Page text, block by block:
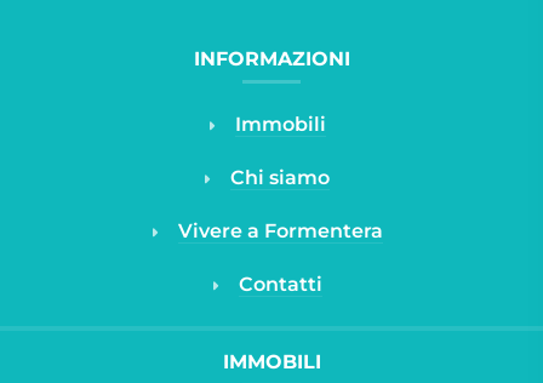
INFORMAZIONI
Immobili
Chi siamo
Vivere a Formentera
Contatti
IMMOBILI